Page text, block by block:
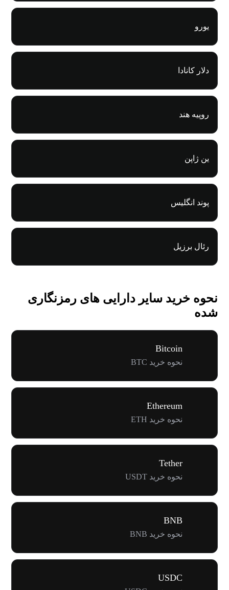
یورو
دلار کانادا
روپیه هند
ین ژاپن
پوند انگلیس
رئال برزیل
نحوه خرید سایر دارایی های رمزنگاری
شده
Bitcoin
نحوه خرید BTC
Ethereum
نحوه خرید ETH
Tether
نحوه خرید USDT
BNB
نحوه خرید BNB
USDC